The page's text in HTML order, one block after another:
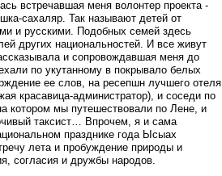
встречавшая меня волонтер проекта -
сахаляр. Так называют детей от
и русскими. Подобных семей здесь
других национальностей. И все живут
и сопровождавшая меня до
по укутанному в покрывало белых
ее слов, на ресепшн лучшего отеля
красавица-администратор), и соседи по
котором мы путешествовали по Лене, и
таксист… Впрочем, я и сама
празднике года Ысыах
лета и пробуждение природы и
согласия и дружбы народов.